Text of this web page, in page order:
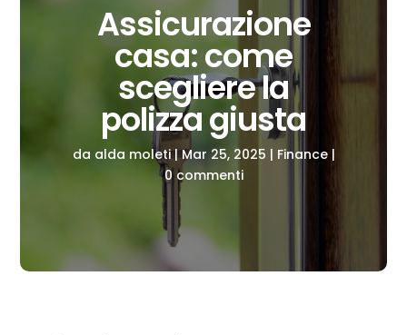
Assicurazione
casa: come
scegliere la
polizza giusta
da alda moleti|Mar 25, 2025 | Finance|
0 commenti